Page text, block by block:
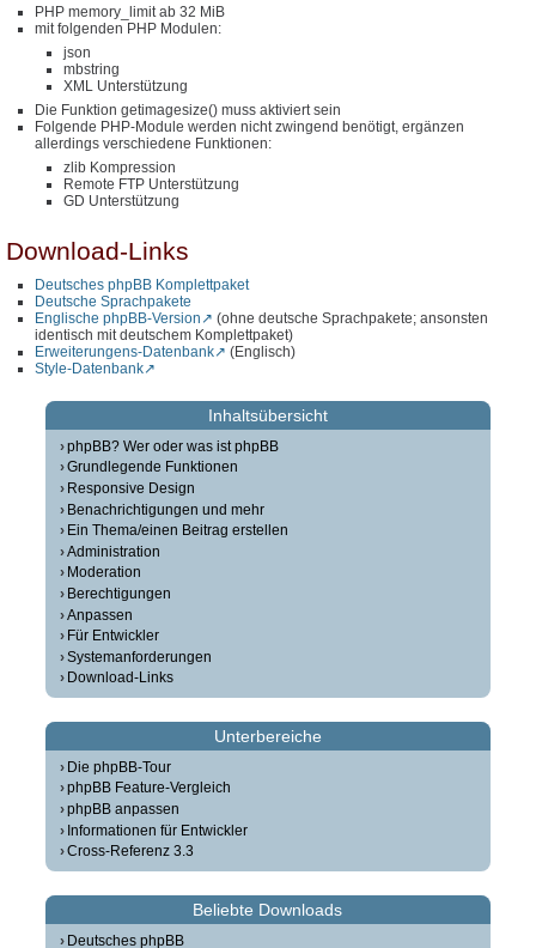
PHP memory_limit ab 32 MiB
mit folgenden PHP Modulen:
json
mbstring
XML Unterstützung
Die Funktion getimagesize() muss aktiviert sein
Folgende PHP-Module werden nicht zwingend benötigt, ergänzen
allerdings verschiedene Funktionen:
zlib Kompression
Remote FTP Unterstützung
GD Unterstützung
Download-Links
Deutsches phpBB Komplettpaket
Deutsche Sprachpakete
Englische phpBB-Version
(ohne deutsche Sprachpakete; ansonsten
identisch mit deutschem Komplettpaket)
Erweiterungens-Datenbank
(Englisch)
Style-Datenbank
Inhaltsübersicht
phpBB? Wer oder was ist phpBB
Grundlegende Funktionen
Responsive Design
Benachrichtigungen und mehr
Ein Thema/einen Beitrag erstellen
Administration
Moderation
Berechtigungen
Anpassen
Für Entwickler
Systemanforderungen
Download-Links
Unterbereiche
Die phpBB-Tour
phpBB Feature-Vergleich
phpBB anpassen
Informationen für Entwickler
Cross-Referenz 3.3
Beliebte Downloads
Deutsches phpBB